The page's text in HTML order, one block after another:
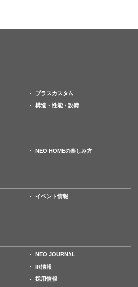
プラスカスタム
構造・性能・設備
NEO HOMEの楽しみ方
イベント情報
NEO JOURNAL
IR情報
採用情報